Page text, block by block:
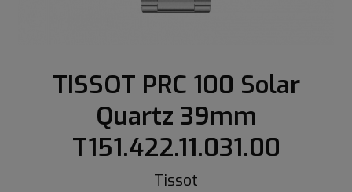
TISSOT PRC 100 Solar
Quartz 39mm
T151.422.11.031.00
Tissot